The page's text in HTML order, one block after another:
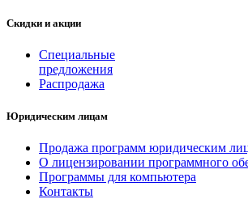
Скидки и акции
Специальные
предложения
Распродажа
Юридическим лицам
Продажа программ юридическим
О лицензировании программного
Программы для компьютера
Контакты